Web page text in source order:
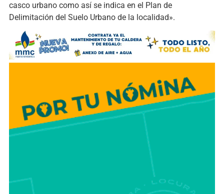
casco urbano como así se indica en el Plan de
Delimitación del Suelo Urbano de la localidad».